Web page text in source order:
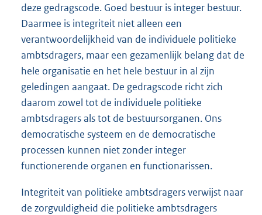
deze gedragscode. Goed bestuur is integer bestuur.
Daarmee is integriteit niet alleen een
verantwoordelijkheid van de individuele politieke
ambtsdragers, maar een gezamenlijk belang dat de
hele organisatie en het hele bestuur in al zijn
geledingen aangaat. De gedragscode richt zich
daarom zowel tot de individuele politieke
ambtsdragers als tot de bestuursorganen. Ons
democratische systeem en de democratische
processen kunnen niet zonder integer
functionerende organen en functionarissen.
Integriteit van politieke ambtsdragers verwijst naar
de zorgvuldigheid die politieke ambtsdragers